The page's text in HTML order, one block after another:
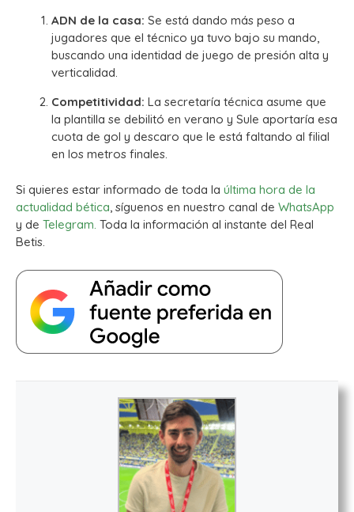
ADN de la casa: Se está dando más peso a
jugadores que el técnico ya tuvo bajo su mando,
buscando una identidad de juego de presión alta y
verticalidad.
Competitividad: La secretaría técnica asume que
la plantilla se debilitó en verano y Sule aportaría esa
cuota de gol y descaro que le está faltando al filial
en los metros finales.
Si quieres estar informado de toda la última hora de la
actualidad bética , síguenos en nuestro canal de WhatsApp
y de Telegram. Toda la información al instante del Real
Betis.